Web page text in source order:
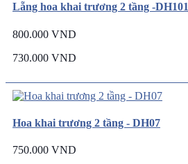
Lẵng hoa khai trương 2 tầng -DH101
800.000 VND
730.000 VND
Hoa khai trương 2 tầng - DH07
750.000 VND